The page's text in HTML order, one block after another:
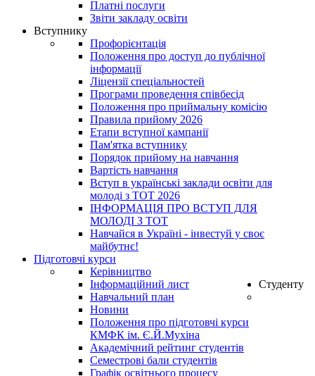
Платні послуги
Звіти закладу освіти
Вступнику
Профорієнтація
Положення про доступ до публічної
інформації
Ліцензії спеціальностей
Програми проведення співбесід
Положення про приймальну комісію
Правила прийому 2026
Етапи вступної кампанії
Пам'ятка вступнику
Порядок прийому на навчання
Вартість навчання
Вступ в українські заклади освіти для
молоді з ТОТ 2026
ІНФОРМАЦІЯ ПРО ВСТУП ДЛЯ
МОЛОДІ З ТОТ
Навчайся в Україні - інвестуй у своє
майбутнє!
Підготовчі курси
Керівництво
Інформаційний лист
Навчальний план
Новини
Положення про підготовчі курси
КМФК ім. Є.Й.Мухіна
Студенту
Академічний рейтинг студентів
Семестрові бали студентів
Графік освітнього процесу